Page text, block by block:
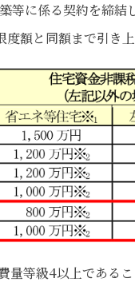
等に係る契約を締結
額と同額まで引き上
量等級4以上である